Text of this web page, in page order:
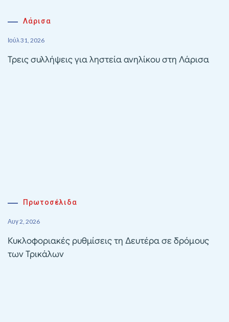
Λάρισα
Ιούλ 31, 2026
Τρεις συλλήψεις για ληστεία ανηλίκου στη Λάρισα
Πρωτοσέλιδα
Αυγ 2, 2026
Κυκλοφοριακές ρυθμίσεις τη Δευτέρα σε δρόμους
των Τρικάλων